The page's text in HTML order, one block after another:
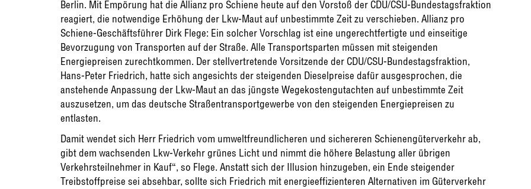
Berlin. Mit Empörung hat die Allianz pro Schiene heute auf den Vorstoß der CDU/CSU-Bundestagsfraktion
reagiert, die notwendige Erhöhung der Lkw-Maut auf unbestimmte Zeit zu verschieben. Allianz pro
Schiene-Geschäftsführer Dirk Flege: Ein solcher Vorschlag ist eine ungerechtfertigte und einseitige
Bevorzugung von Transporten auf der Straße. Alle Transportsparten müssen mit steigenden
Energiepreisen zurechtkommen. Der stellvertretende Vorsitzende der CDU/CSU-Bundestagsfraktion,
Hans-Peter Friedrich, hatte sich angesichts der steigenden Dieselpreise dafür ausgesprochen, die
anstehende Anpassung der Lkw-Maut an das jüngste Wegekostengutachten auf unbestimmte Zeit
auszusetzen, um das deutsche Straßentransportgewerbe von den steigenden Energiepreisen zu
entlasten.
Damit wendet sich Herr Friedrich vom umweltfreundlicheren und sichereren Schienengüterverkehr ab,
gibt dem wachsenden Lkw-Verkehr grünes Licht und nimmt die höhere Belastung aller übrigen
Verkehrsteilnehmer in Kauf“, so Flege. Anstatt sich der Illusion hinzugeben, ein Ende steigender
Treibstoffpreise sei absehbar, sollte sich Friedrich mit energieeffizienteren Alternativen im Güterverkehr